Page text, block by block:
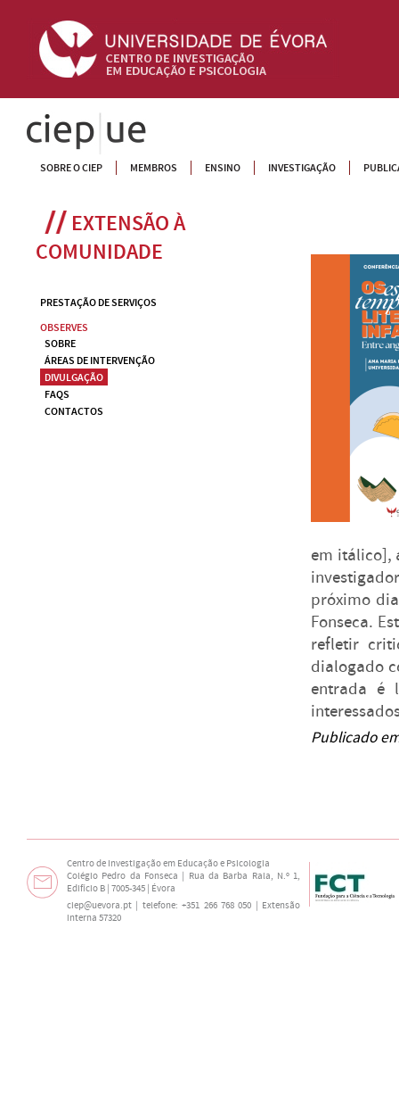
CIEP
SOBRE O CIEP MEMBROS ENSINO INVESTIGAÇÃO
EXTENSÃO À
COMUNIDADE
PRESTAÇÃO DE SERVIÇOS
OBSERVES
SOBRE
ÁREAS DE INTERVENÇÃO
DIVULGAÇÃO
FAQS
CONTACTOS
em itálico],
próximo
Fonseca.
refletir
dialogado
entrada é
Publicado
Centro de Investigação em Educação e Psicologia
Colégio Pedro da Fonseca | Rua da Barba Rala, N.º 1,
Edifício B | 7005-345 | Évora
ciep@uevora.pt | telefone: +351 266 768 050 | Extensão
interna 57320